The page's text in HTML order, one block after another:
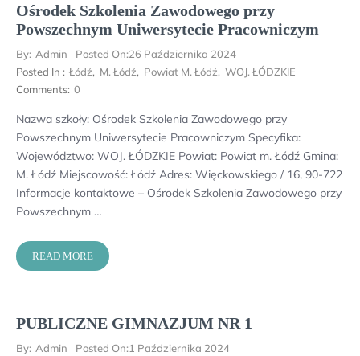
Ośrodek Szkolenia Zawodowego przy
Powszechnym Uniwersytecie Pracowniczym
By: Admin Posted On:26 Października 2024
Posted In : Łódź, M. Łódź, Powiat M. Łódź, WOJ. ŁÓDZKIE
Comments: 0
Nazwa szkoły: Ośrodek Szkolenia Zawodowego przy
Powszechnym Uniwersytecie Pracowniczym Specyfika:
Województwo: WOJ. ŁÓDZKIE Powiat: Powiat m. Łódź Gmina:
M. Łódź Miejscowość: Łódź Adres: Więckowskiego / 16, 90-722
Informacje kontaktowe – Ośrodek Szkolenia Zawodowego przy
Powszechnym …
READ MORE
PUBLICZNE GIMNAZJUM NR 1
By: Admin Posted On:1 Października 2024